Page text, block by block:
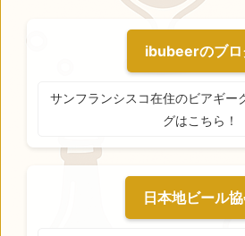
ibubeerのブロ
サンフランシスコ在住のビアギー
グはこちら！
日本地ビール